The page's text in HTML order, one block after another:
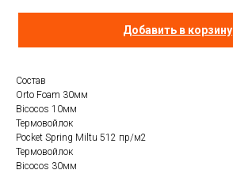
Добавить в корзину
Состав
Orto Foam 30мм
Biсocos 10мм
Термовойлок
Pocket Spring Miltu 512 пр/м2
Термовойлок
Biсocos 30мм